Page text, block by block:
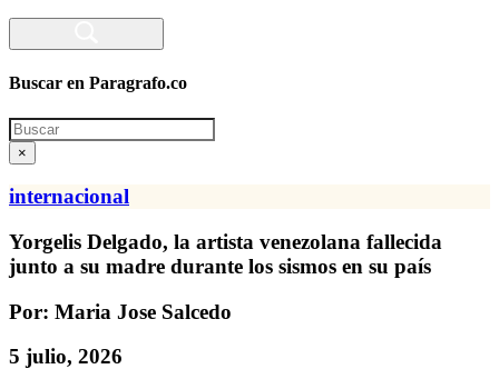
Buscar en Paragrafo.co
Search
×
internacional
Yorgelis Delgado, la artista venezolana fallecida
junto a su madre durante los sismos en su país
Por: Maria Jose Salcedo
5 julio, 2026